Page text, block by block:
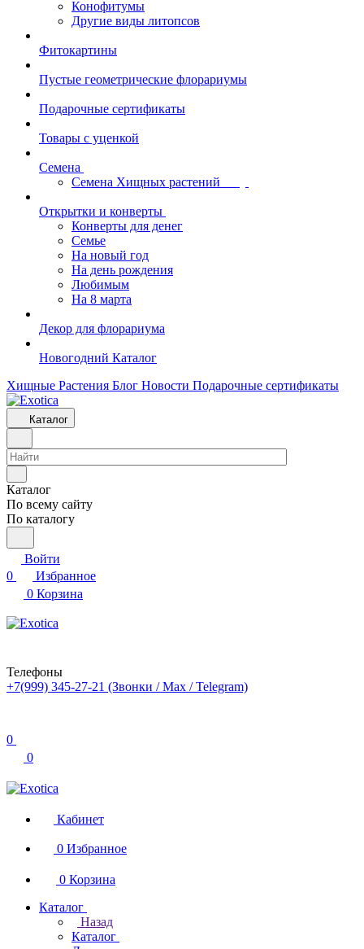
Конофитумы
Другие виды литопсов
Фитокартины
Пустые геометрические флорариумы
Подарочные сертификаты
Товары с уценкой
Семена
Семена Хищных растений
Открытки и конверты
Конверты для денег
Семье
На новый год
На день рождения
Любимым
На 8 марта
Декор для флорариума
Новогодний Каталог
Хищные Растения Блог Новости Подарочные сертификаты
Каталог
Каталог
По всему сайту
По каталогу
Войти
0
Избранное
0 Корзина
Телефоны
+7(999) 345-27-21 (Звонки / Max / Telegram)
0
0
Кабинет
0 Избранное
0 Корзина
Каталог
Назад
Каталог